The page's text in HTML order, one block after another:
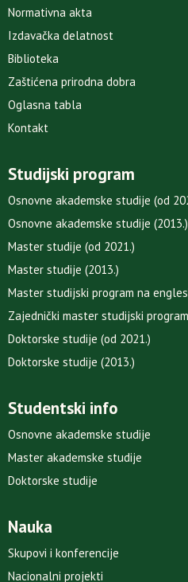
Normativna akta
Izdavačka delatnost
Biblioteka
Zaštićena prirodna dobra
Oglasna tabla
Kontakt
Studijski program
Osnovne akademske studije (od
Osnovne akademske studije (2013.)
Master studije (od 2021.)
Master studije (2013.)
Master studijski program na
Zajednički master studijski
Doktorske studije (od 2021.)
Doktorske studije (2013.)
Studentski info
Osnovne akademske studije
Master akademske studije
Doktorske studije
Nauka
Skupovi i konferencije
Nacionalni projekti